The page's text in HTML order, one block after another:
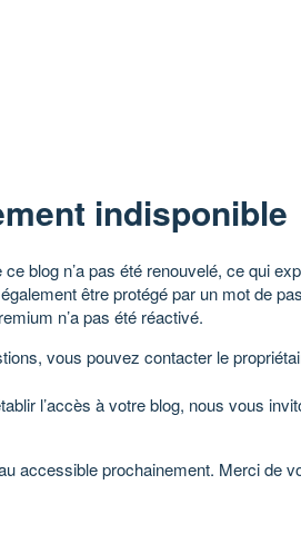
indisponible
blog n’a pas été renouvelé, ce qui
être protégé par un mot de
n’a pas été réactivé.
vous pouvez contacter le
l’accès à votre blog, nous vous
accessible prochainement. Merci de